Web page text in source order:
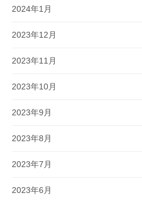
2024年1月
2023年12月
2023年11月
2023年10月
2023年9月
2023年8月
2023年7月
2023年6月